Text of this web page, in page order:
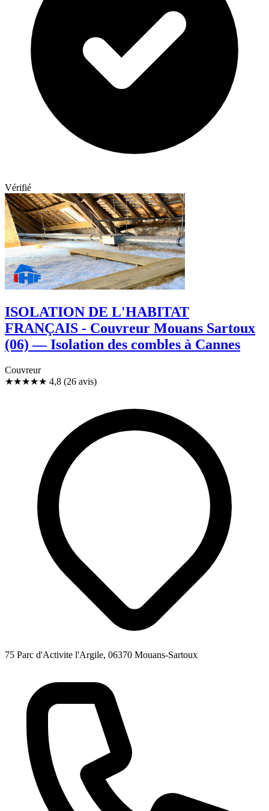
Vérifié
ISOLATION DE L'HABITAT
FRANÇAIS - Couvreur Mouans Sartoux
(06) — Isolation des combles à Cannes
Couvreur
★★★★★ 4,8 (26 avis)
75 Parc d'Activite l'Argile, 06370 Mouans-Sartoux